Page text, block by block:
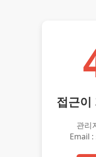
접근이
관리
Email